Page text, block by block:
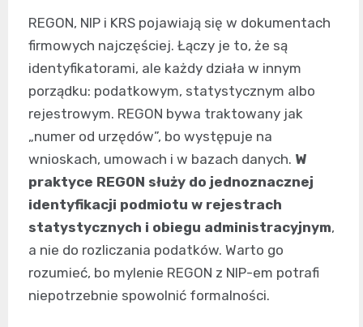
REGON, NIP i KRS pojawiają się w dokumentach
firmowych najczęściej. Łączy je to, że są
identyfikatorami, ale każdy działa w innym
porządku: podatkowym, statystycznym albo
rejestrowym. REGON bywa traktowany jak
„numer od urzędów”, bo występuje na
wnioskach, umowach i w bazach danych. W
praktyce REGON służy do jednoznacznej
identyfikacji podmiotu w rejestrach
statystycznych i obiegu administracyjnym,
a nie do rozliczania podatków. Warto go
rozumieć, bo mylenie REGON z NIP-em potrafi
niepotrzebnie spowolnić formalności.